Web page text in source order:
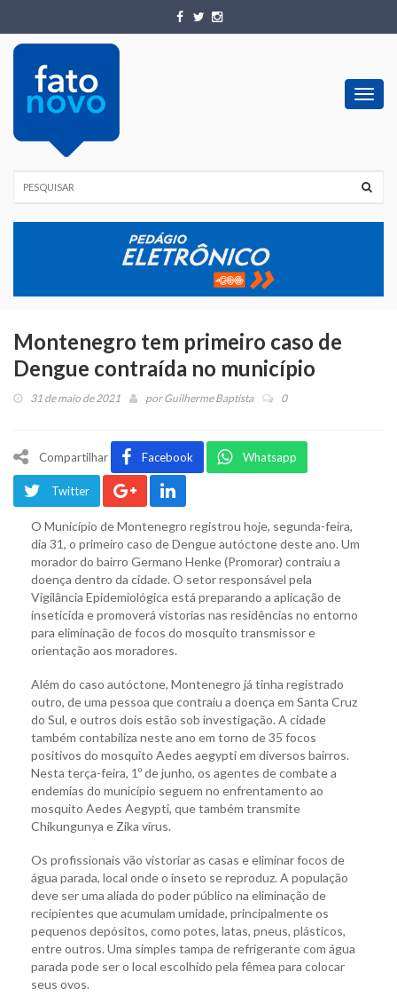
Montenegro tem primeiro caso de
Dengue contraída no município
31 de maio de 2021 porGuilherme Baptista 0
Compartilhar Facebook Whatsapp
Twitter
O Município de Montenegro registrou hoje, segunda-feira,
dia 31, o primeiro caso de Dengue autóctone deste ano. Um
morador do bairro Germano Henke (Promorar) contraiu a
doença dentro da cidade. O setor responsável pela
Vigilância Epidemiológica está preparando a aplicação de
inseticida e promoverá vistorias nas residências no entorno
para eliminação de focos do mosquito transmissor e
orientação aos moradores.
Além do caso autóctone, Montenegro já tinha registrado
outro, de uma pessoa que contraiu a doença em Santa Cruz
do Sul, e outros dois estão sob investigação. A cidade
também contabiliza neste ano em torno de 35 focos
positivos do mosquito Aedes aegypti em diversos bairros.
Nesta terça-feira, 1º de junho, os agentes de combate a
endemias do município seguem no enfrentamento ao
mosquito Aedes Aegypti, que também transmite
Chikungunya e Zika vírus.
Os profissionais vão vistoriar as casas e eliminar focos de
água parada, local onde o inseto se reproduz. A população
deve ser uma aliada do poder público na eliminação de
recipientes que acumulam umidade, principalmente os
pequenos depósitos, como potes, latas, pneus, plásticos,
entre outros. Uma simples tampa de refrigerante com água
parada pode ser o local escolhido pela fêmea para colocar
seus ovos.